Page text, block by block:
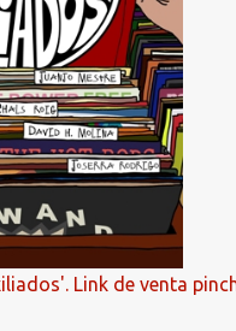
Link de venta